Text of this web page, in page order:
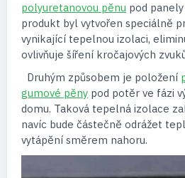
polyuretanovou pěnu pod
produkt byl vytvořen speciálně
vynikající tepelnou izolaci,
ovlivňuje šíření kročajových
Druhým způsobem je položení
gumové pěny pod potěr ve fázi
domu. Taková tepelná izolace
navíc bude částečně odrážet
vytápění směrem nahoru.